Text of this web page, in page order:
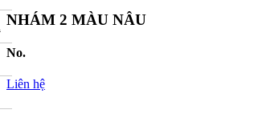
NHÁM 2 MÀU NÂU
No.
Liên hệ